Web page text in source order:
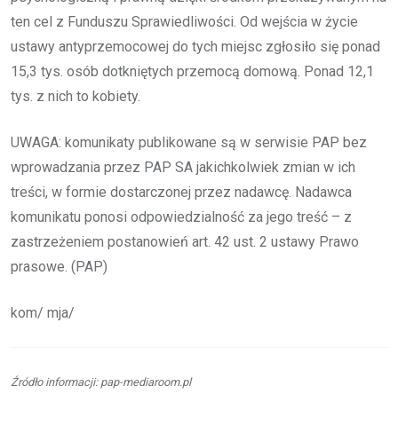
ten cel z Funduszu Sprawiedliwości. Od wejścia w życie
ustawy antyprzemocowej do tych miejsc zgłosiło się ponad
15,3 tys. osób dotkniętych przemocą domową. Ponad 12,1
tys. z nich to kobiety.
UWAGA: komunikaty publikowane są w serwisie PAP bez
wprowadzania przez PAP SA jakichkolwiek zmian w ich
treści, w formie dostarczonej przez nadawcę. Nadawca
komunikatu ponosi odpowiedzialność za jego treść – z
zastrzeżeniem postanowień art. 42 ust. 2 ustawy Prawo
prasowe. (PAP)
kom/ mja/
Źródło informacji: pap-mediaroom.pl